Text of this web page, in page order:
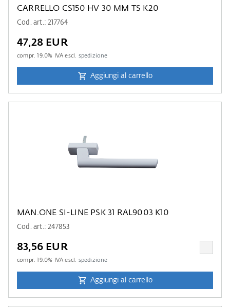
CARRELLO CS150 HV 30 MM TS K20
Cod. art.: 217764
47,28 EUR
compr.19.0% IVA escl. spedizione
Aggiungi al carrello
MAN.ONE SI-LINE PSK 31 RAL9003 K10
Cod. art.: 247853
83,56 EUR
compr.19.0% IVA escl. spedizione
Aggiungi al carrello